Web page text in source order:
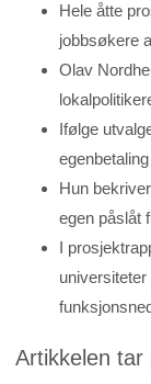
Hele åtte
jobbsøkere
Olav
Ifølge
Hun
egen påslåt
I
Artikkelen tar